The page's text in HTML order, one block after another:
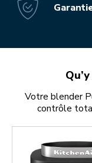
Votre blender
contrôle